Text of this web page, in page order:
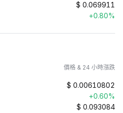
$ 0.069911
+0.80%
價格 & 24 小時漲跌
$ 0.00610802
+0.60%
$ 0.093084